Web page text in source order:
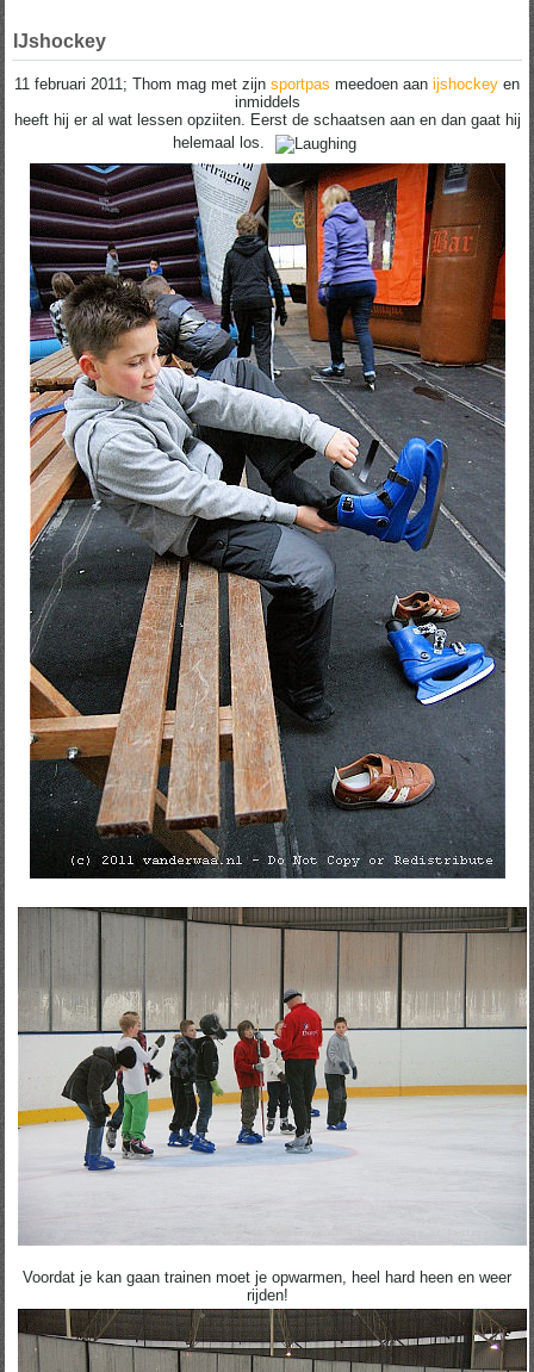
IJshockey
11 februari 2011; Thom mag met zijn sportpas meedoen aan ijshockey en
inmiddels
heeft hij er al wat lessen opziiten. Eerst de schaatsen aan en dan gaat hij
helemaal los.
Voordat je kan gaan trainen moet je opwarmen, heel hard heen en weer
rijden!